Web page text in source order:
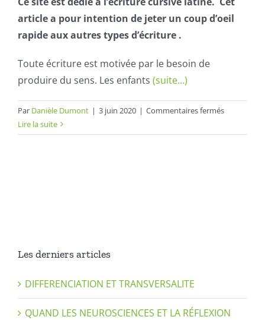
article a pour intention de jeter un coup d’oeil
rapide aux autres types d’écriture .
Toute écriture est motivée par le besoin de
produire du sens. Les enfants (suite…)
Par Danièle Dumont | 3 juin 2020 | Commentaires ferméssur
de
Lire la suite
Les derniers articles
DIFFERENCIATION ET TRANSVERSALITE
QUAND LES NEUROSCIENCES ET LA RÉFLEXION